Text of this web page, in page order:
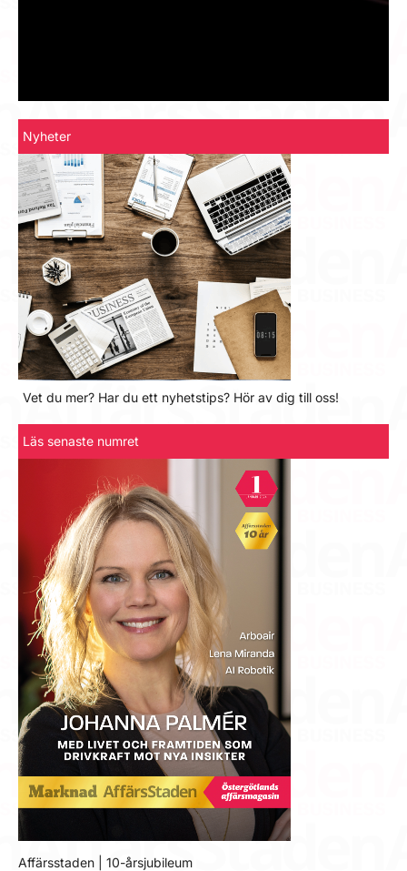
Nyheter
Vet du mer? Har du ett nyhetstips? Hör av dig till oss!
Läs senaste numret
Affärsstaden | 10-årsjubileum